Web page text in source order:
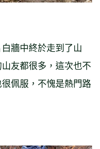
牆中終於走到了山
友都很多，這次也不
佩服，不愧是熱門路